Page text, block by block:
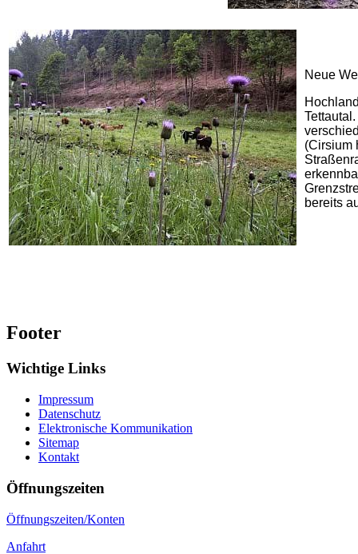
Neue
(Cirsium
bereits
Footer
Wichtige Links
Impressum
Datenschutz
Elektronische Kommunikation
Sitemap
Kontakt
Öffnungszeiten
Öffnungszeiten/Konten
Anfahrt